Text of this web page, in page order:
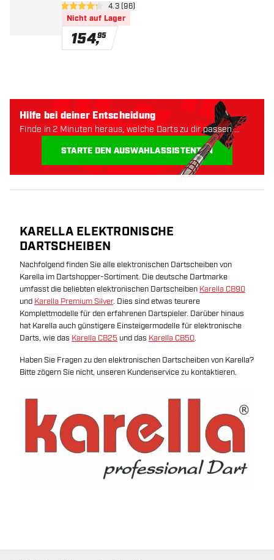
Bewertungsbereich öffnen
4.3 Bewertungssterne
4.3 (96)
Nicht auf Lager
154,95
Hilfe bei deiner Entscheidung
Finde in 2 Minuten heraus, welche Darts zu dir passen.
STARTE DEN AUSWAHLASSISTENTEN
KARELLA ELEKTRONISCHE
DARTSCHEIBEN
Nachfolgend finden Sie alle elektronischen Dartscheiben von
Karella im Dartshopper-Sortiment. Die deutsche Dartmarke
umfasst die beliebten elektronischen Dartscheiben Karella CB90
und Karella Premium Silver. Dies sind etwas teurere
Komplettmodelle für den erfahrenen Dartspieler. Darüber hinaus
hat Karella auch günstigere Einsteigermodelle für elektronische
Darts, wie das Karella CB25 und das Karella CB50.
Haben Sie Fragen zu den elektronischen Dartscheiben von Karella?
Bitte zögern Sie nicht, unseren Kundenservice zu kontaktieren.